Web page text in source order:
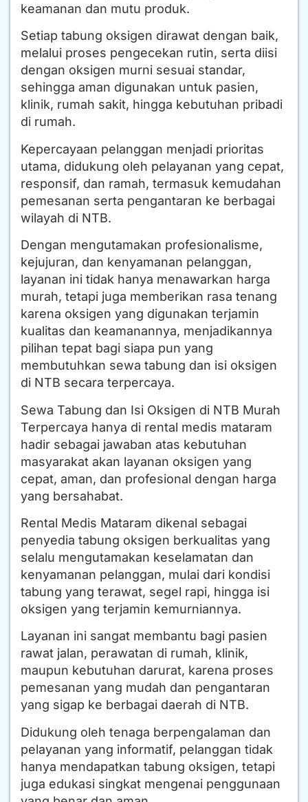
keamanan dan mutu produk.
Setiap tabung oksigen dirawat dengan baik,
melalui proses pengecekan rutin, serta diisi
dengan oksigen murni sesuai standar,
sehingga aman digunakan untuk pasien,
klinik, rumah sakit, hingga kebutuhan pribadi
di rumah.
Kepercayaan pelanggan menjadi prioritas
utama, didukung oleh pelayanan yang cepat,
responsif, dan ramah, termasuk kemudahan
pemesanan serta pengantaran ke berbagai
wilayah di NTB.
Dengan mengutamakan profesionalisme,
kejujuran, dan kenyamanan pelanggan,
layanan ini tidak hanya menawarkan harga
murah, tetapi juga memberikan rasa tenang
karena oksigen yang digunakan terjamin
kualitas dan keamanannya, menjadikannya
pilihan tepat bagi siapa pun yang
membutuhkan sewa tabung dan isi oksigen
di NTB secara terpercaya.
Sewa Tabung dan Isi Oksigen di NTB Murah
Terpercaya hanya di rental medis mataram
hadir sebagai jawaban atas kebutuhan
masyarakat akan layanan oksigen yang
cepat, aman, dan profesional dengan harga
yang bersahabat.
Rental Medis Mataram dikenal sebagai
penyedia tabung oksigen berkualitas yang
selalu mengutamakan keselamatan dan
kenyamanan pelanggan, mulai dari kondisi
tabung yang terawat, segel rapi, hingga isi
oksigen yang terjamin kemurniannya.
Layanan ini sangat membantu bagi pasien
rawat jalan, perawatan di rumah, klinik,
maupun kebutuhan darurat, karena proses
pemesanan yang mudah dan pengantaran
yang sigap ke berbagai daerah di NTB.
Didukung oleh tenaga berpengalaman dan
pelayanan yang informatif, pelanggan tidak
hanya mendapatkan tabung oksigen, tetapi
juga edukasi singkat mengenai penggunaan